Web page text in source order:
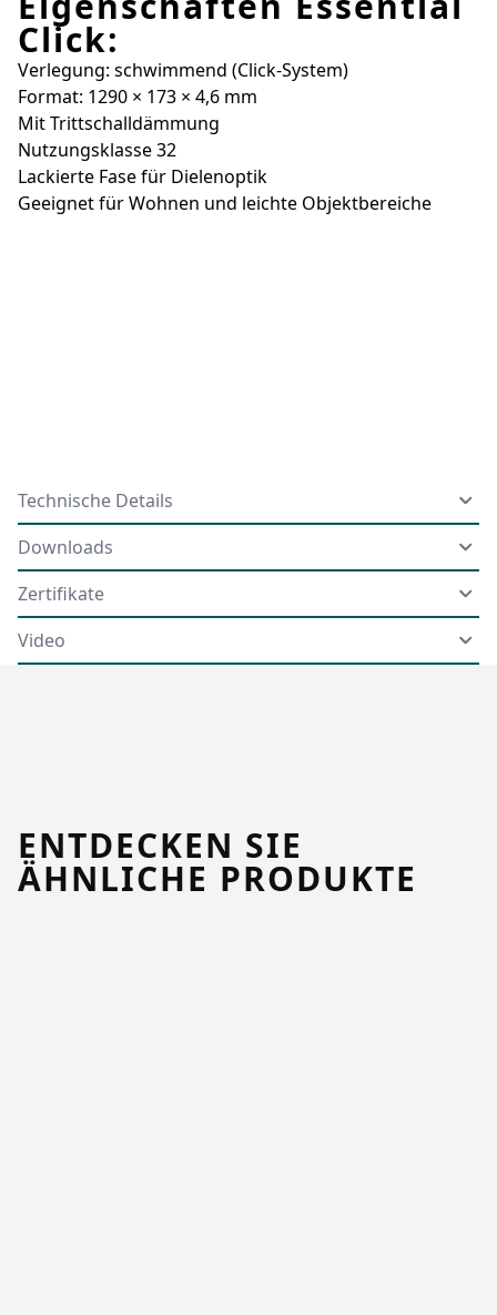
Click:
Verlegung: schwimmend (Click-System)
Format: 1290 × 173 × 4,6 mm
Mit Trittschalldämmung
Nutzungsklasse 32
Lackierte Fase für Dielenoptik
Geeignet für Wohnen und leichte Objektbereiche
Technische Details
Downloads
Zertifikate
Video
ENTDECKEN SIE
ÄHNLICHE PRODUKTE